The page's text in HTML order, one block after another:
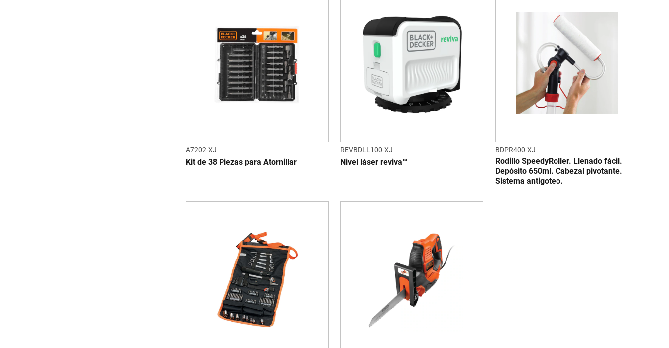
A7202-XJ
Kit de 38 Piezas para Atornillar
REVBDLL100-XJ
Nivel láser reviva™
BDPR400-XJ
Rodillo SpeedyRoller. Llenado fácil.
Depósito 650ml. Cabezal pivotante.
Sistema antigoteo.